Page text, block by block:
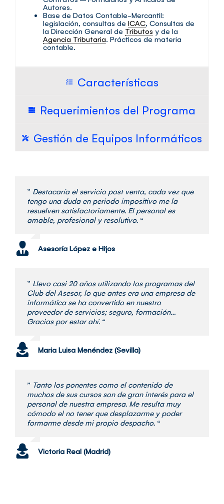
Autores.
Base de Datos Contable-Mercantil:
legislación, consultas de ICAC, Consultas de
la Dirección General de Tributos y de la
Agencia Tributaria. Prácticos de materia
contable.
Características
Requerimientos del Programa
Gestión de Equipos Informáticos
” Destacaría el servicio post venta, cada vez que
tengo una duda en periodo impositivo me la
resuelven satisfactoriamente. El personal es
amable, profesional y resolutivo. “
Asesoría López e Hijos
” Llevo casi 20 años utilizando los programas del
Club del Asesor, lo que antes era una empresa de
informática se ha convertido en nuestro
proveedor de servicios; seguro, formación…
Gracias por estar ahí. “
Maria Luisa Menéndez (Sevilla)
” Tanto los ponentes como el contenido de
muchos de sus cursos son de gran interés para el
personal de nuestra empresa. Me resulta muy
cómodo el no tener que desplazarme y poder
formarme desde mi propio despacho. “
Victoria Real (Madrid)